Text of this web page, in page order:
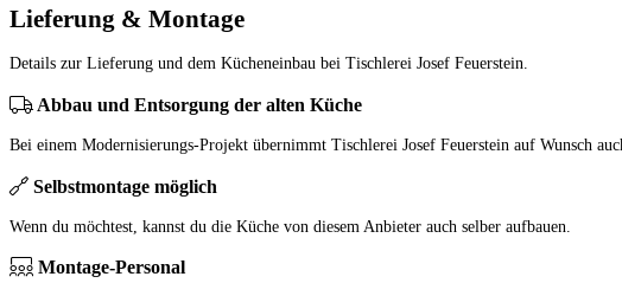
Lieferung & Montage
Details zur Lieferung und dem Kücheneinbau bei Tischlerei Josef Feuerstein.
Abbau und Entsorgung der alten Küche
Bei einem Modernisierungs-Projekt übernimmt Tischlerei Josef Feuerstein auf Wunsch
Selbstmontage möglich
Wenn du möchtest, kannst du die Küche von diesem Anbieter auch selber aufbauen.
Montage-Personal